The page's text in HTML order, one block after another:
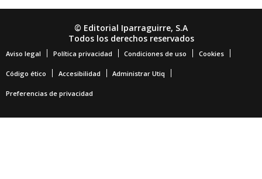
© Editorial Iparraguirre, S.A
Todos los derechos reservados
Aviso legal Política privacidad Condiciones de uso Cookies
Código ético Accesibilidad Administrar Utiq
Preferencias de privacidad